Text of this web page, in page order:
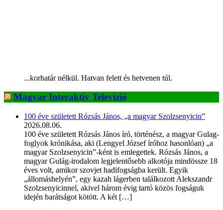
...korhatár nélkül. Hatvan felett és hetvenen túl.
Magyar Interaktív Televízió
100 éve született Rózsás János, „a magyar Szolzsenyicin”
2026.08.06.
100 éve született Rózsás János író, történész, a magyar Gulag-
foglyok krónikása, aki (Lengyel József íróhoz hasonlóan) „a
magyar Szolzsenyicin”-ként is emlegettek. Rózsás János, a
magyar Gulág-irodalom legjelentősebb alkotója mindössze 18
éves volt, amikor szovjet hadifogságba került. Egyik
„állomáshelyén”, egy kazah lágerben találkozott Alekszandr
Szolzsenyicinnel, akivel három évig tartó közös fogságuk
idején barátságot kötött. A két […]